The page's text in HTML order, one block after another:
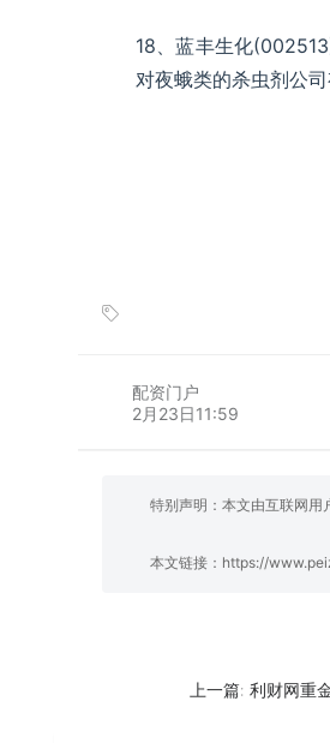
18、蓝丰生化
对夜蛾类的杀虫剂公
配资门户
2月23日11:59
特别声明：本文由互联网用
本文链接： https://
上一篇: 利财网重